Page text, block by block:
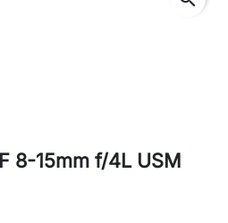
8-15mm f/4L USM